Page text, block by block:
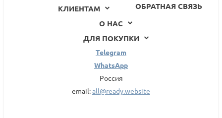
ОБРАТНАЯ СВЯЗЬ
КЛИЕНТАМ
О НАС
ДЛЯ ПОКУПКИ
Telegram
WhatsApp
Россия
email:all@ready.website